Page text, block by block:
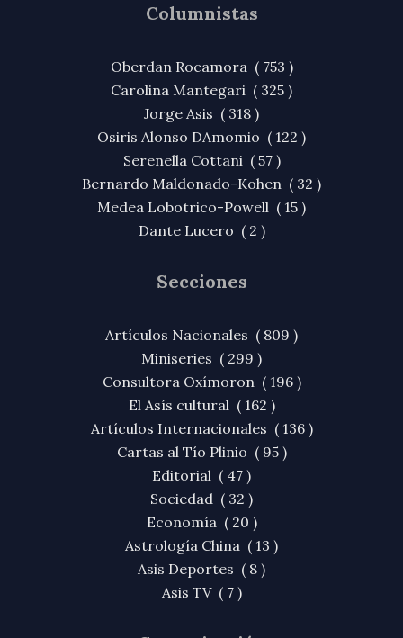
Columnistas
Oberdan Rocamora ( 753 )
Carolina Mantegari ( 325 )
Jorge Asis ( 318 )
Osiris Alonso DAmomio ( 122 )
Serenella Cottani ( 57 )
Bernardo Maldonado-Kohen ( 32 )
Medea Lobotrico-Powell ( 15 )
Dante Lucero ( 2 )
Secciones
Artículos Nacionales ( 809 )
Miniseries ( 299 )
Consultora Oxímoron ( 196 )
El Asís cultural ( 162 )
Artículos Internacionales ( 136 )
Cartas al Tío Plinio ( 95 )
Editorial ( 47 )
Sociedad ( 32 )
Economía ( 20 )
Astrología China ( 13 )
Asis Deportes ( 8 )
Asis TV ( 7 )